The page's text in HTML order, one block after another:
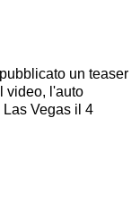
un teaser
video, l'auto
Vegas il 4